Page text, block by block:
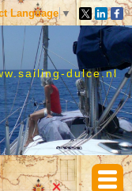
Language ▼
dulce.nl